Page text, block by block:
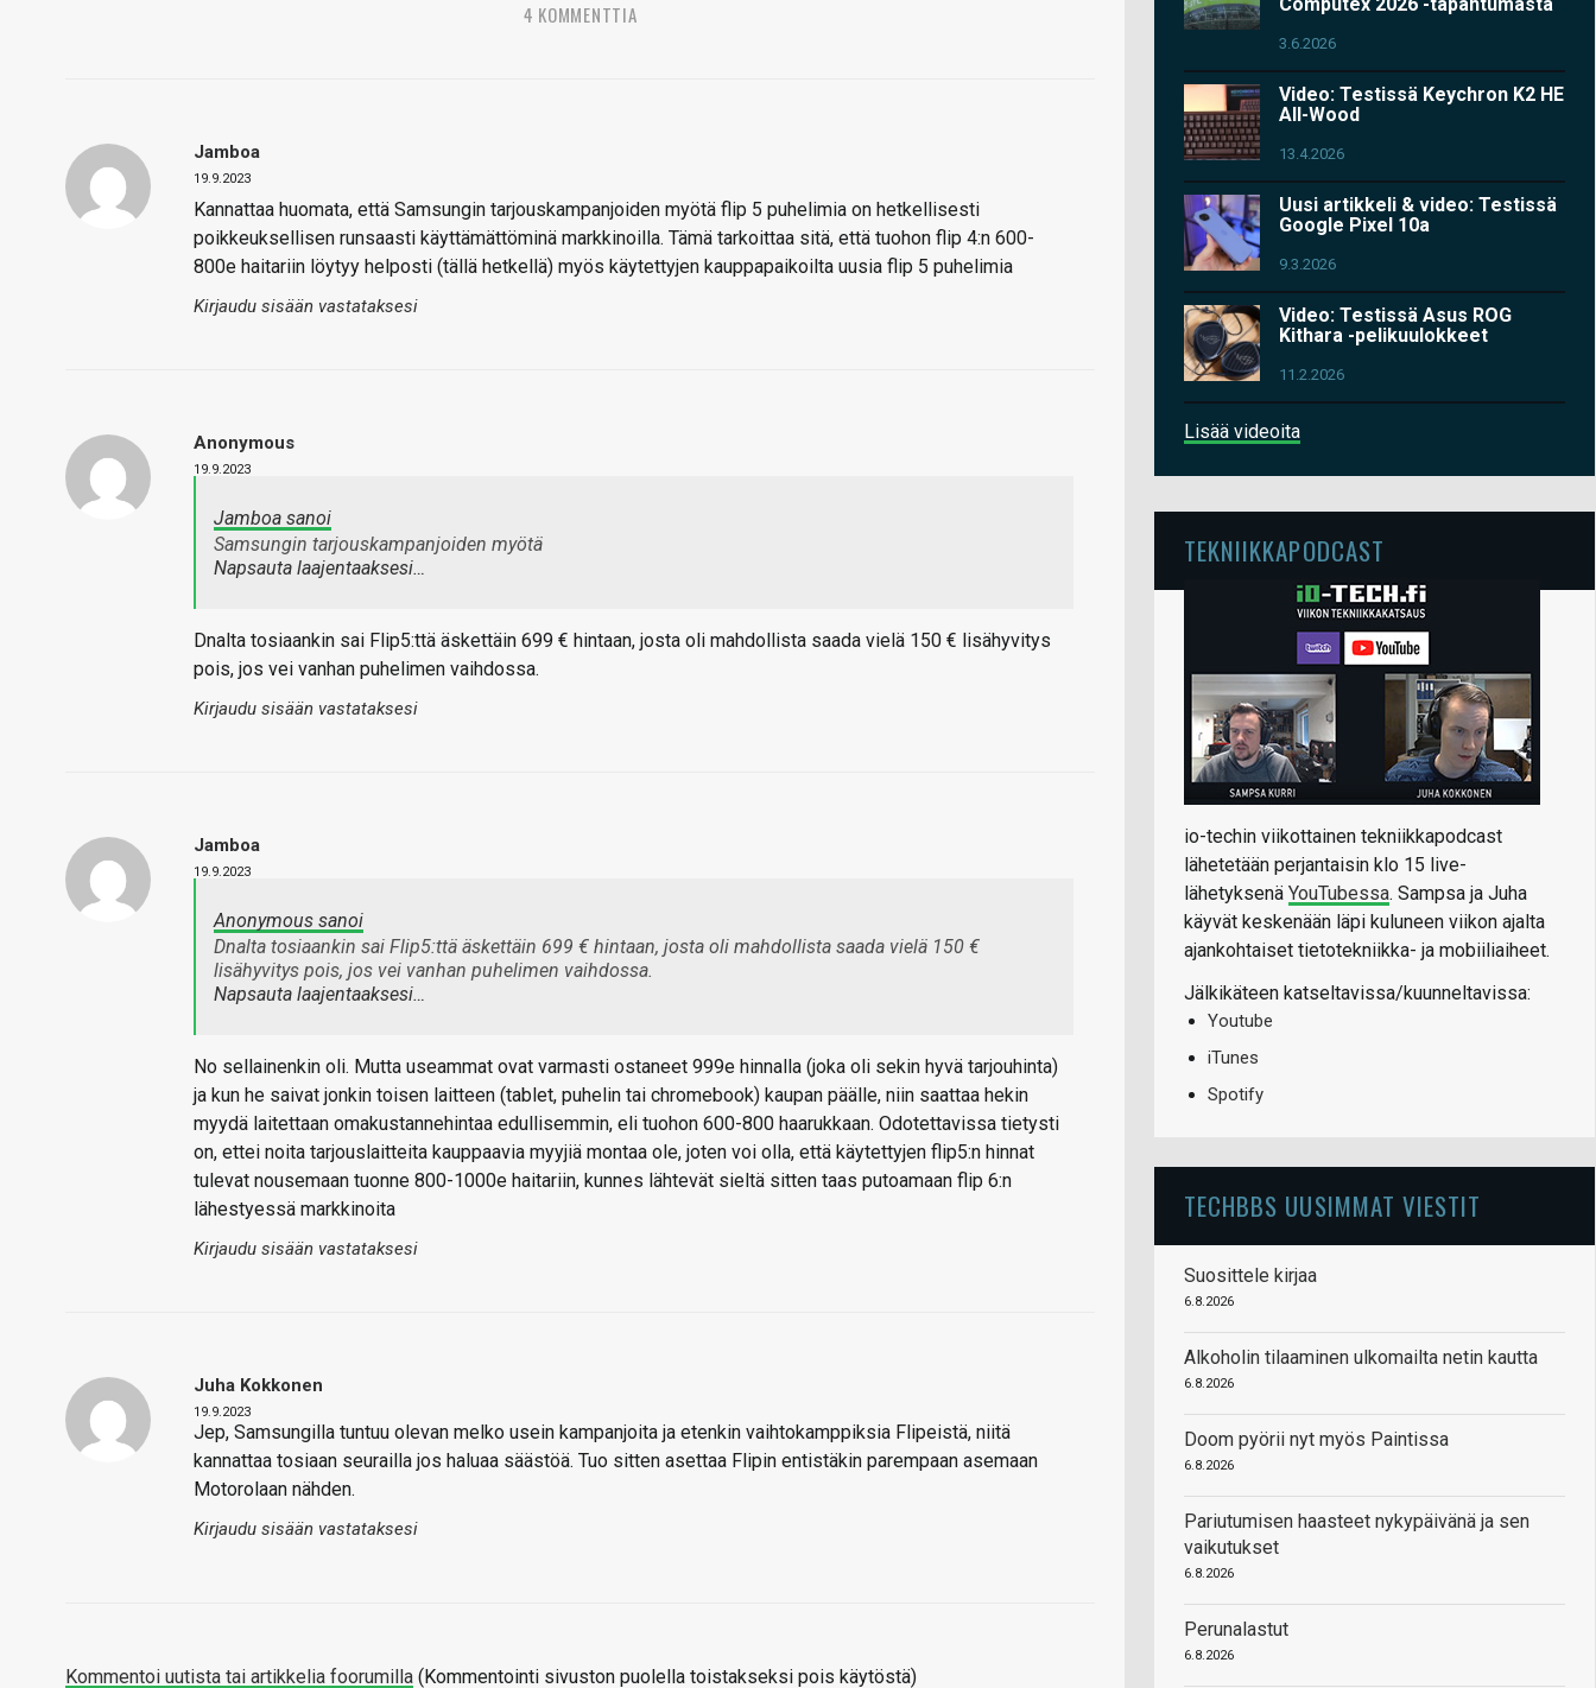
4 KOMMENTTIA
Jamboa
19.9.2023
Kannattaa huomata, että Samsungin tarjouskampanjoiden myötä flip 5 puhelimia on hetkellisesti
poikkeuksellisen runsaasti käyttämättöminä markkinoilla. Tämä tarkoittaa sitä, että tuohon flip 4:n 600-
800e haitariin löytyy helposti (tällä hetkellä) myös käytettyjen kauppapaikoilta uusia flip 5 puhelimia
Kirjaudu sisään vastataksesi
Anonymous
19.9.2023
Jamboa sanoi
Samsungin tarjouskampanjoiden myötä
Napsauta laajentaaksesi…
Dnalta tosiaankin sai Flip5:ttä äskettäin 699 € hintaan, josta oli mahdollista saada vielä 150 € lisähyvitys
pois, jos vei vanhan puhelimen vaihdossa.
Kirjaudu sisään vastataksesi
Jamboa
19.9.2023
Anonymous sanoi
Dnalta tosiaankin sai Flip5:ttä äskettäin 699 € hintaan, josta oli mahdollista saada vielä 150 €
lisähyvitys pois, jos vei vanhan puhelimen vaihdossa.
Napsauta laajentaaksesi…
No sellainenkin oli. Mutta useammat ovat varmasti ostaneet 999e hinnalla (joka oli sekin hyvä tarjouhinta)
ja kun he saivat jonkin toisen laitteen (tablet, puhelin tai chromebook) kaupan päälle, niin saattaa hekin
myydä laitettaan omakustannehintaa edullisemmin, eli tuohon 600-800 haarukkaan. Odotettavissa tietysti
on, ettei noita tarjouslaitteita kauppaavia myyjiä montaa ole, joten voi olla, että käytettyjen flip5:n hinnat
tulevat nousemaan tuonne 800-1000e haitariin, kunnes lähtevät sieltä sitten taas putoamaan flip 6:n
lähestyessä markkinoita
Kirjaudu sisään vastataksesi
Juha Kokkonen
19.9.2023
Jep, Samsungilla tuntuu olevan melko usein kampanjoita ja etenkin vaihtokamppiksia Flipeistä, niitä
kannattaa tosiaan seurailla jos haluaa säästöä. Tuo sitten asettaa Flipin entistäkin parempaan asemaan
Motorolaan nähden.
Kirjaudu sisään vastataksesi
Kommentoi uutista tai artikkelia foorumilla (Kommentointi sivuston puolella toistakseksi pois käytöstä)
3.6.2026
Video: Testissä Keychron K2 HE
All-Wood
13.4.2026
Uusi artikkeli & video: Testissä
Google Pixel 10a
9.3.2026
Video: Testissä Asus ROG
Kithara -pelikuulokkeet
11.2.2026
Lisää videoita
TEKNIIKKAPODCAST
io-techin viikottainen tekniikkapodcast
lähetetään perjantaisin klo 15 live-
lähetyksenä YouTubessa. Sampsa ja Juha
käyvät keskenään läpi kuluneen viikon ajalta
ajankohtaiset tietotekniikka- ja mobiiliaiheet.
Jälkikäteen katseltavissa/kuunneltavissa:
Youtube
iTunes
Spotify
TECHBBS UUSIMMAT VIESTIT
Suosittele kirjaa
6.8.2026
Alkoholin tilaaminen ulkomailta netin kautta
6.8.2026
Doom pyörii nyt myös Paintissa
6.8.2026
Pariutumisen haasteet nykypäivänä ja sen
vaikutukset
6.8.2026
Perunalastut
6.8.2026